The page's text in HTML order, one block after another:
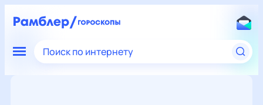
Поиск по интернету